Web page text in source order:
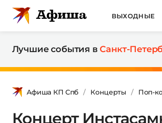
ВЫХОДНЫЕ
Лучшие события вСанкт-
Афиша КП Спб Концерты Поп-
Концерт